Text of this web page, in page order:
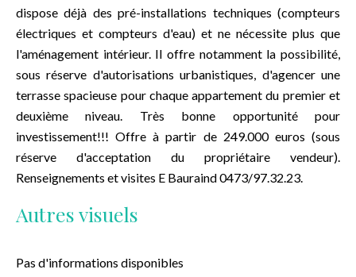
dispose déjà des pré-installations techniques (compteurs
électriques et compteurs d'eau) et ne nécessite plus que
l'aménagement intérieur. Il offre notamment la possibilité,
sous réserve d'autorisations urbanistiques, d'agencer une
terrasse spacieuse pour chaque appartement du premier et
deuxième niveau. Très bonne opportunité pour
investissement!!! Offre à partir de 249.000 euros (sous
réserve d'acceptation du propriétaire vendeur).
Renseignements et visites E Bauraind 0473/97.32.23.
Autres visuels
Pas d'informations disponibles